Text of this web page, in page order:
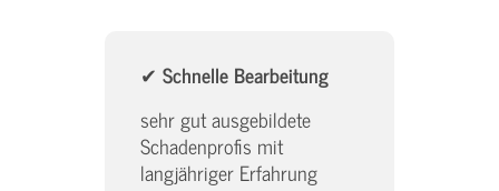
✔ Schnelle Bearbeitung
sehr gut ausgebildete
Schadenprofis mit
langjähriger Erfahrung